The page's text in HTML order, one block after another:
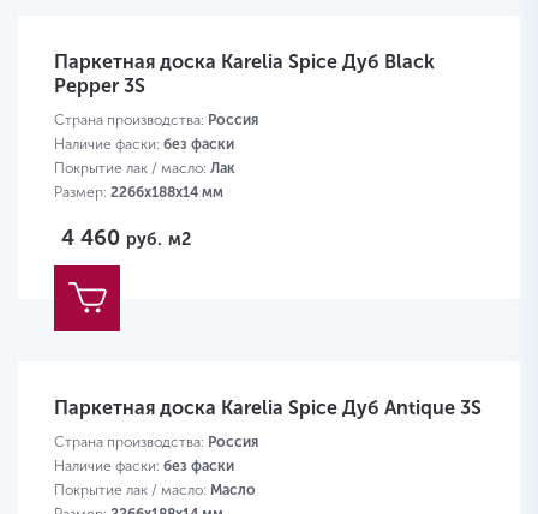
Паркетная доска Karelia Spice Дуб Black
Pepper 3S
Страна производства: Россия
Наличие фаски: без фаски
Покрытие лак / масло: Лак
Размер: 2266х188х14 мм
4 460 руб. м2
Паркетная доска Karelia Spice Дуб Antique 3S
Страна производства: Россия
Наличие фаски: без фаски
Покрытие лак / масло: Масло